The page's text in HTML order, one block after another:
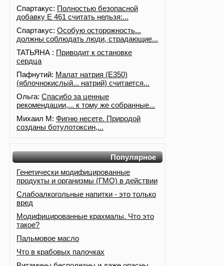
Спартакус: Полностью безопасной
добавку Е 461 считать нельзя:...
Спартакус: Особую осторожность...
должны соблюдать люди, страдающие...
ТАТЬЯНА : Приводит к остановке
сердца
Пафнутий: Малат натрия (E350)
(яблочнокислый... натрий) считается...
Ольга: Спасибо за ценные
рекомендации,... к тому же собранные...
Михаил М: Фигню несете. Природой
созданы ботулотоксин,...
Популярное
Генетически модифицированные
продукты и организмы (ГМО) в действии
Слабоалкогольные напитки - это только
вред
Модифицированные крахмалы. Что это
такое?
Пальмовое масло
Что в крабовых палочках